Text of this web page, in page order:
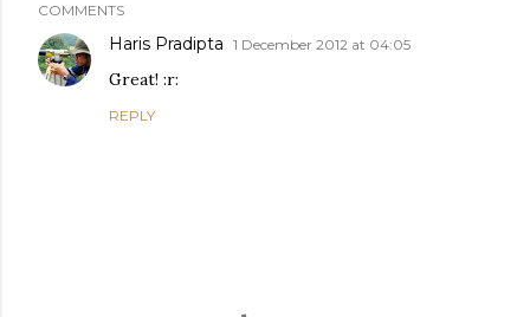
COMMENTS
Haris Pradipta 1 December 2012 at 04:05
Great! :r:
REPLY